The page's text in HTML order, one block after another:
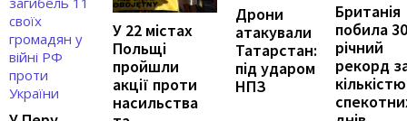
У 22 містах
Польщі
пройшли
акції проти
насильства
Дрони
атакували
Татарстан:
під ударом
НПЗ
Британія
побила
річний
рекорд
кількістю